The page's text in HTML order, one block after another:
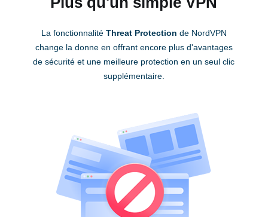
La fonctionnalité Threat Protection de NordVPN
change la donne en offrant encore plus d'avantages
de sécurité et une meilleure protection en un seul clic
supplémentaire.